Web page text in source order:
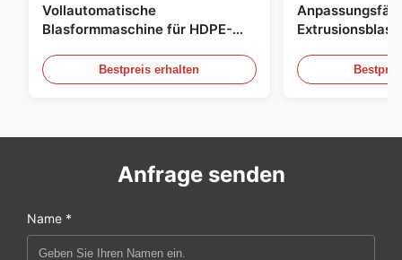
Vollautomatische
Blasformmaschine für HDPE-
PE-FlaschenBestpreis erhalten
Blasformgeräte
Anfrage senden
Name *